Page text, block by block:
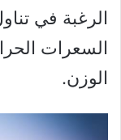
الرغبة في
السعرات
الوزن.